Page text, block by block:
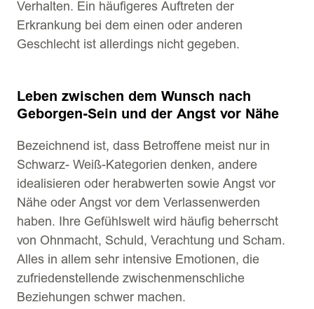
Verhalten. Ein häufigeres Auftreten der
Erkrankung bei dem einen oder anderen
Geschlecht ist allerdings nicht gegeben.
Leben zwischen dem Wunsch nach
Geborgen-Sein und der Angst vor Nähe
Bezeichnend ist, dass Betroffene meist nur in
Schwarz- Weiß-Kategorien denken, andere
idealisieren oder herabwerten sowie Angst vor
Nähe oder Angst vor dem Verlassenwerden
haben. Ihre Gefühlswelt wird häufig beherrscht
von Ohnmacht, Schuld, Verachtung und Scham.
Alles in allem sehr intensive Emotionen, die
zufriedenstellende zwischenmenschliche
Beziehungen schwer machen.